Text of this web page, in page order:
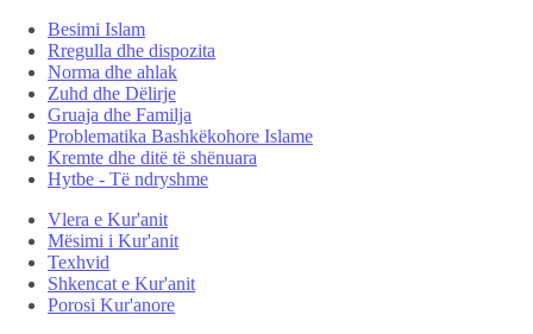
Besimi Islam
Rregulla dhe dispozita
Norma dhe ahlak
Zuhd dhe Dëlirje
Gruaja dhe Familja
Problematika Bashkëkohore Islame
Kremte dhe ditë të shënuara
Hytbe - Të ndryshme
Vlera e Kur'anit
Mësimi i Kur'anit
Texhvid
Shkencat e Kur'anit
Porosi Kur'anore